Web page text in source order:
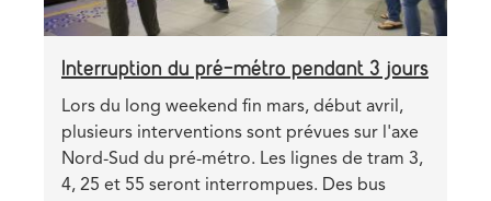
Interruption du pré-métro pendant 3 jours
Teaser
Lors du long weekend fin mars, début avril,
plusieurs interventions sont prévues sur l'axe
Nord-Sud du pré-métro. Les lignes de tram 3,
4, 25 et 55 seront interrompues. Des bus